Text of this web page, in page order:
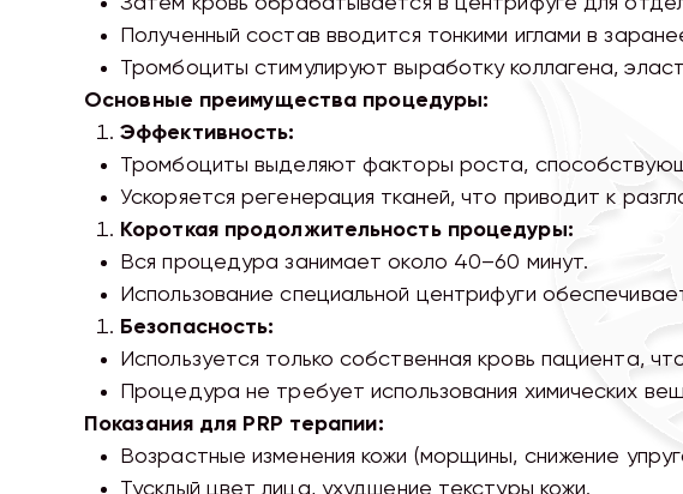
Полученный состав вводится тонкими иглами в
Тромбоциты стимулируют выработку коллагена,
Основные преимущества процедуры:
Эффективность:
Тромбоциты выделяют факторы роста,
Ускоряется регенерация тканей, что приводит к
Короткая продолжительность процедуры:
Вся процедура занимает около 40–60 минут.
Использование специальной центрифуги
Безопасность:
Используется только собственная кровь пациента,
Процедура не требует использования химических
Показания для PRP терапии:
Возрастные изменения кожи (морщины, снижение
Тусклый цвет лица, ухудшение текстуры кожи.